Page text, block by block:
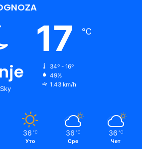
17 ℃
34º - 16º
49%
1.43 km/h
36 ℃
Уто
36 ℃
Сре
36 ℃
Чет